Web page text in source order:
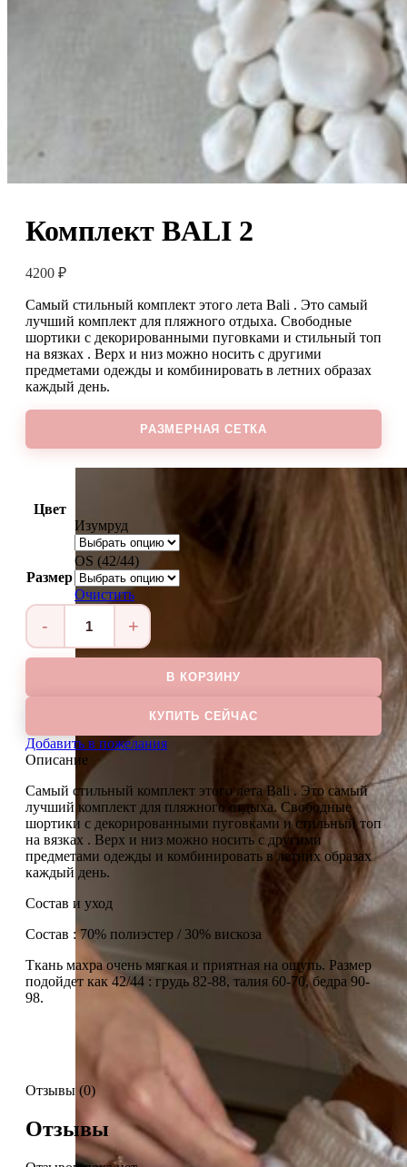
Комплект BALI 2
4200 ₽
Самый стильный комплект этого лета Bali . Это самый
лучший комплект для пляжного отдыха. Свободные
шортики с декорированными пуговками и стильный топ
на вязках . Верх и низ можно носить с другими
предметами одежды и комбинировать в летних образах
каждый день.
РАЗМЕРНАЯ СЕТКА
Цвет
Изумруд
Размер
OS (42/44)
Очистить
Количество
товара
Комплект
2
В КОРЗИНУ
КУПИТЬ СЕЙЧАС
Добавить в пожелания
Описание
Самый стильный комплект этого лета Bali . Это самый
лучший комплект для пляжного отдыха. Свободные
шортики с декорированными пуговками и стильный топ
на вязках . Верх и низ можно носить с другими
предметами одежды и комбинировать в летних образах
каждый день.
Состав и уход
Состав : 70% полиэстер / 30% вискоза
Ткань махра очень мягкая и приятная на ощупь. Размер
подойдет как 42/44 : грудь 82-88, талия 60-70, бедра 90-
98.
Отзывы (0)
Отзывы